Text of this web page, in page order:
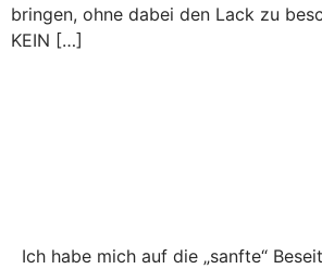
bringen, ohne dabei den Lack zu
KEIN […]
Ich habe mich auf die „sanfte“